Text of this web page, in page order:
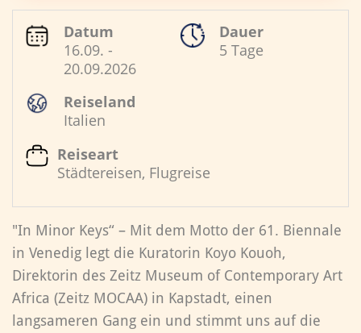
Datum
16.09. -
20.09.2026
Dauer
5 Tage
Reiseland
Italien
Reiseart
Städtereisen, Flugreise
"In Minor Keys“ – Mit dem Motto der 61. Biennale
in Venedig legt die Kuratorin Koyo Kouoh,
Direktorin des Zeitz Museum of Contemporary Art
Africa (Zeitz MOCAA) in Kapstadt, einen
langsameren Gang ein und stimmt uns auf die